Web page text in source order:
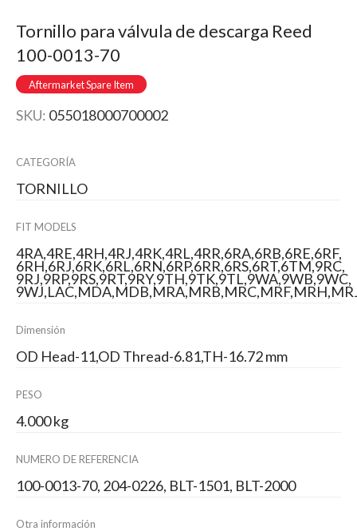
Tornillo para válvula de descarga Reed
100-0013-70
Aftermarket Spare Item
SKU: 055018000700002
CATEGORÍA
TORNILLO
FIT MODELS
4RA,4RE,4RH,4RJ,4RK,4RL,4RR,6RA,6RB,6RE,6RF,
6RH,6RJ,6RK,6RL,6RN,6RP,6RR,6RS,6RT,6TM,9RC,
9RJ,9RP,9RS,9RT,9RY,9TH,9TK,9TL,9WA,9WB,9WC,
Dimensión
OD Head-11,OD Thread-6.81,TH-16.72 mm
PESO
4.000 kg
NUMERO DE REFERENCIA
100-0013-70, 204-0226, BLT-1501, BLT-2000
Otra información